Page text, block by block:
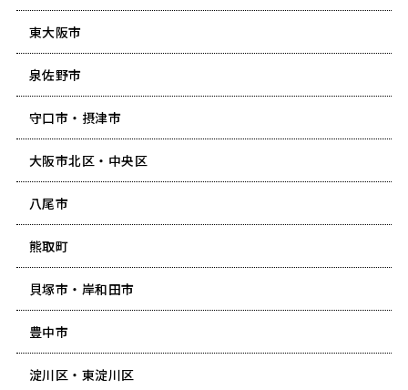
東大阪市
泉佐野市
守口市・摂津市
大阪市北区・中央区
八尾市
熊取町
貝塚市・岸和田市
豊中市
淀川区・東淀川区